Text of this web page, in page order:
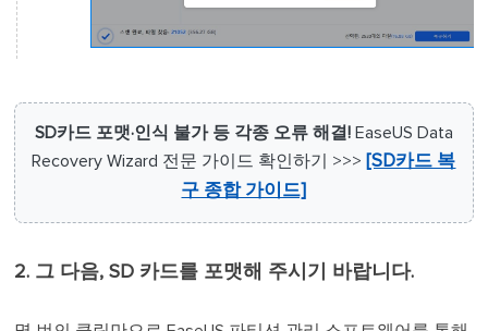
SD카드 포맷·인식 불가 등 각종 오류 해결!EaseUS Data
Recovery Wizard 전문 가이드 확인하기 >>> [SD카드 복
구 종합 가이드]
2. 그 다음, SD 카드를 포맷해 주시기 바랍니다.